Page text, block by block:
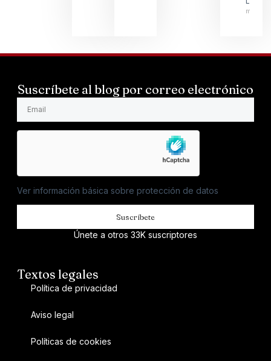
mayo
Suscríbete al blog por correo electrónico
Ver información básica sobre protección de datos
Suscríbete
Únete a otros 33K suscriptores
Textos legales
Política de privacidad
Aviso legal
Políticas de cookies